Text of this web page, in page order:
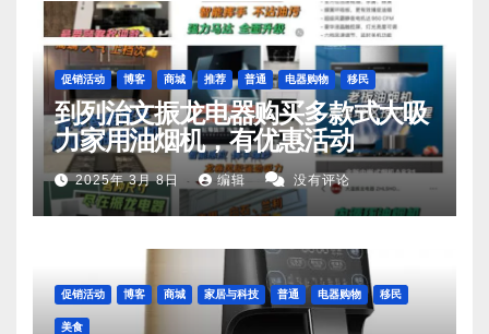
促销活动 博客 商城 推荐 普通 电器购物 移民
到列治文振龙电器购买多款式大吸
力家用油烟机，有优惠活动
2025年 3月 8日 编辑 没有评论
促销活动 博客 商城 家居与科技 普通 电器购物 移民
美食